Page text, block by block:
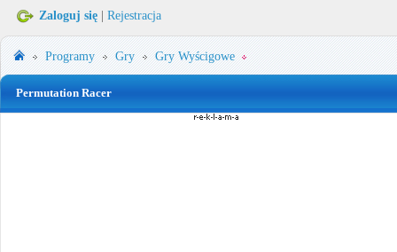
Zaloguj się Rejestracja
Programy Gry Gry Wyścigowe
Permutation Racer